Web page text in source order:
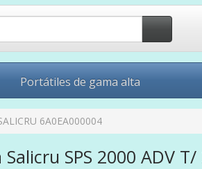
Portátiles de gama alta
6A0EA000004
SPS 2000 ADV